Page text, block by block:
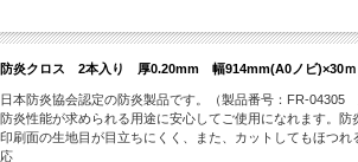
防炎クロス 2本入り 厚0.20mm 幅914mm(A0ノビ)×30ｍ
日本防炎協会認定の防炎製品です。（製品番号：FR-04305
防炎性能が求められる用途に安心してご使用になれます。
印刷面の生地目が目立ちにくく、また、カットしてもほつ
応